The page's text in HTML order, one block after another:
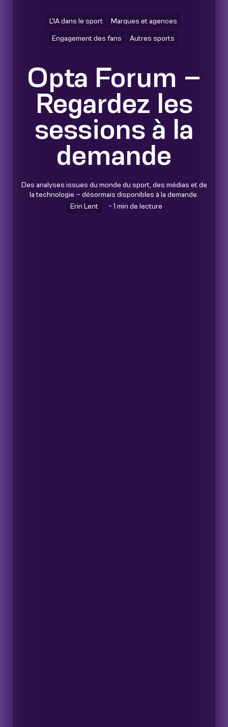
L'IA dans le sport Marques et agences
Engagement des fans Autres sports
Opta Forum –
Regardez les
sessions à la
demande
Des analyses issues du monde du sport, des médias et de
la technologie – désormais disponibles à la demande.
Erin Lent
~ 1 min de lecture